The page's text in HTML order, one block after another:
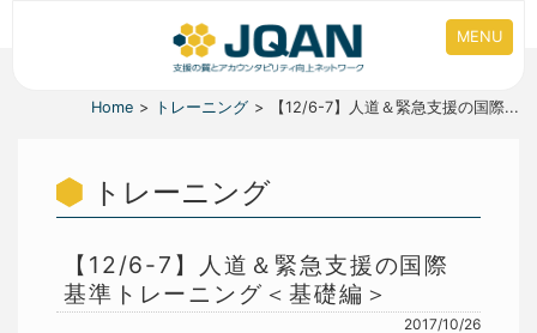
MENU
Home トレーニング 【12/6-7】人道＆緊急支援の国際...
トレーニング
【12/6-7】人道＆緊急支援の国際
基準トレーニング＜基礎編＞
2017/10/26